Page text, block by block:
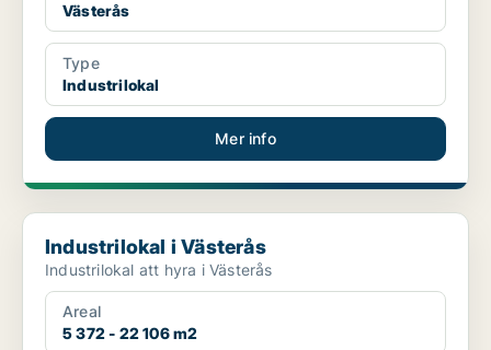
Västerås
Type
Industrilokal
Mer info
Industrilokal i Västerås
Industrilokal i Västerås
Industrilokal att hyra i Västerås
Areal
5 372 - 22 106 m2